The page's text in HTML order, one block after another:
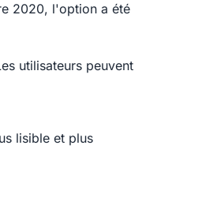
2020, l'option a été
utilisateurs peuvent
lisible et plus